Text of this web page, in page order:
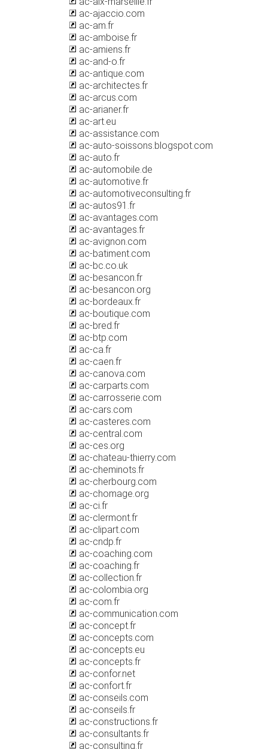
ac-ajaccio.com
ac-am.fr
ac-amboise.fr
ac-amiens.fr
ac-and-o.fr
ac-antique.com
ac-architectes.fr
ac-arcus.com
ac-arianer.fr
ac-art.eu
ac-assistance.com
ac-auto-soissons.blogspot.com
ac-auto.fr
ac-automobile.de
ac-automotive.fr
ac-automotiveconsulting.fr
ac-autos91.fr
ac-avantages.com
ac-avantages.fr
ac-avignon.com
ac-batiment.com
ac-bc.co.uk
ac-besancon.fr
ac-besancon.org
ac-bordeaux.fr
ac-boutique.com
ac-bred.fr
ac-btp.com
ac-ca.fr
ac-caen.fr
ac-canova.com
ac-carparts.com
ac-carrosserie.com
ac-cars.com
ac-casteres.com
ac-central.com
ac-ces.org
ac-chateau-thierry.com
ac-cheminots.fr
ac-cherbourg.com
ac-chomage.org
ac-ci.fr
ac-clermont.fr
ac-clipart.com
ac-cndp.fr
ac-coaching.com
ac-coaching.fr
ac-collection.fr
ac-colombia.org
ac-com.fr
ac-communication.com
ac-concept.fr
ac-concepts.com
ac-concepts.eu
ac-concepts.fr
ac-confor.net
ac-confort.fr
ac-conseils.com
ac-conseils.fr
ac-constructions.fr
ac-consultants.fr
ac-consulting.fr